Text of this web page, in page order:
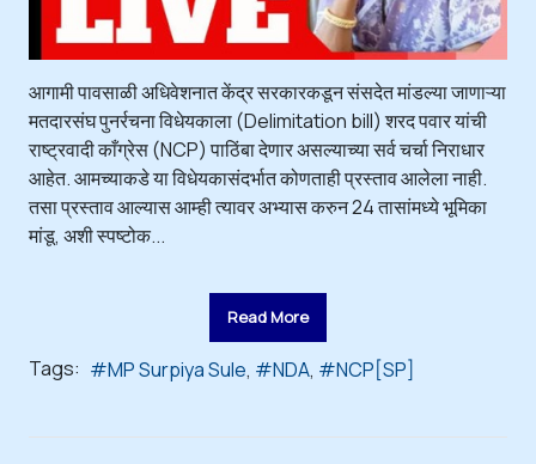
आगामी पावसाळी अधिवेशनात केंद्र सरकारकडून संसदेत मांडल्या जाणाऱ्या
मतदारसंघ पुनर्रचना विधेयकाला (Delimitation bill) शरद पवार यांची
राष्ट्रवादी काँग्रेस (NCP) पाठिंबा देणार असल्याच्या सर्व चर्चा निराधार
आहेत. आमच्याकडे या विधेयकासंदर्भात कोणताही प्रस्ताव आलेला नाही.
तसा प्रस्ताव आल्यास आम्ही त्यावर अभ्यास करुन 24 तासांमध्ये भूमिका
मांडू, अशी स्पष्टोक...
Read More
Tags: MP Surpiya Sule NDA NCP[SP]